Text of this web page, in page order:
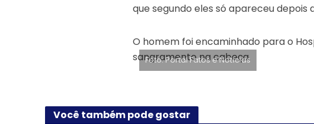
que segundo eles só apareceu depois
O homem foi encaminhado para o
sangramento na cabeça.
Foto: Portal Fatos e Notícias
Você também pode gostar